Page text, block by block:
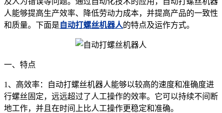
人能够提高生产效率、降低劳动力成本，并提高产品的一致性
和质量。下面是 自动打螺丝机器人的特点及运作方式。
一、特点
1、高效率：自动打螺丝机器人能够以较高的速度和准确度进
行螺丝固定，远远超过了人工操作的效率。它可以持续不间断
地工作，并且在时间上比人工操作更稳定和准确。